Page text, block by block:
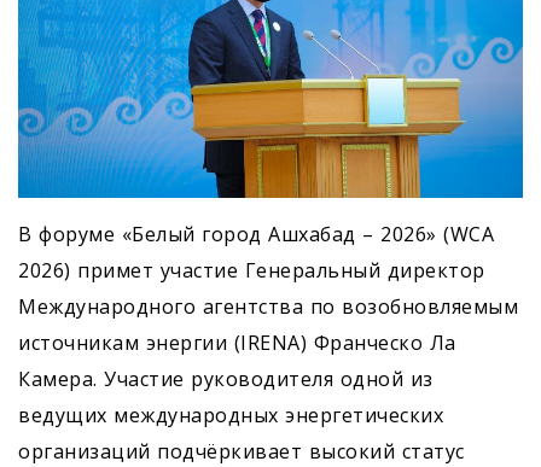
В форуме «Белый город Ашхабад – 2026» (WCA
2026) примет участие Генеральный директор
Международного агентства по возобновляемым
источникам энергии (IRENA) Франческо Ла
Камера. Участие руководителя одной из
ведущих международных энергетических
организаций подчёркивает высокий статус